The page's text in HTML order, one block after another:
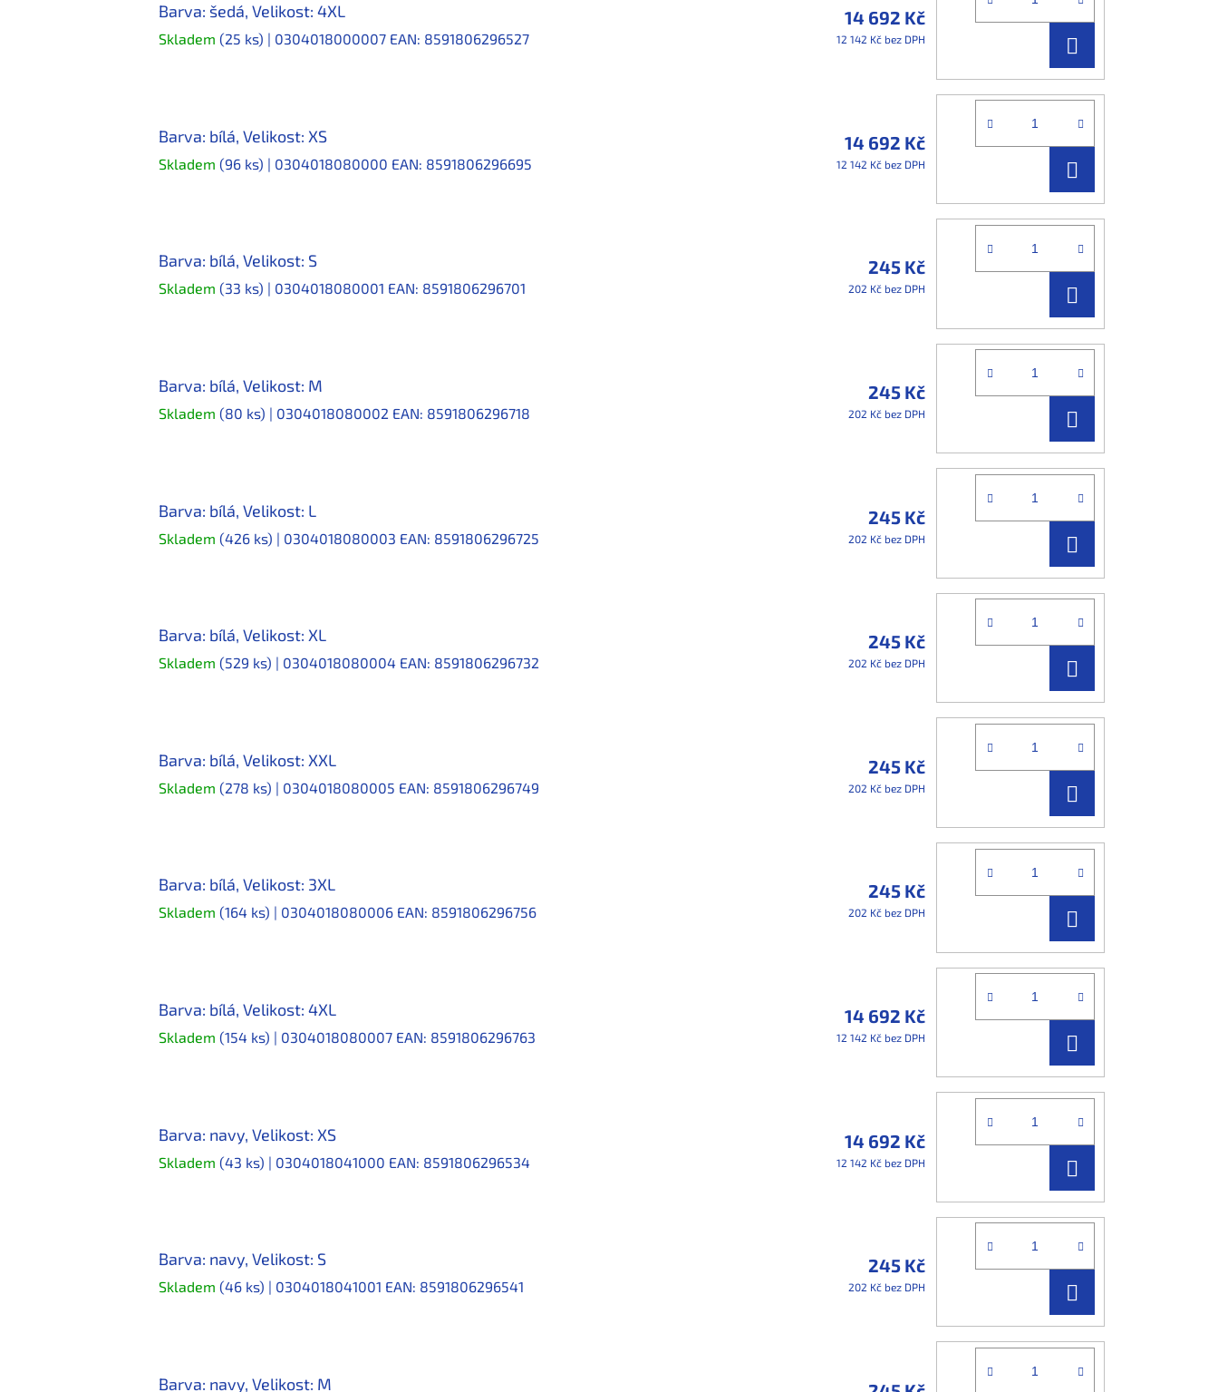
Barva: šedá, Velikost: 4XL
Skladem (25 ks) | 0304018000007 EAN: 8591806296527
14 692 Kč
12 142 Kč bez DPH
KOŠÍKU
Barva: bílá, Velikost: XS
Skladem (96 ks) | 0304018080000 EAN: 8591806296695
14 692 Kč
12 142 Kč bez DPH
KOŠÍKU
Barva: bílá, Velikost: S
Skladem (33 ks) | 0304018080001 EAN: 8591806296701
245 Kč
202 Kč bez DPH
KOŠÍKU
Barva: bílá, Velikost: M
Skladem (80 ks) | 0304018080002 EAN: 8591806296718
245 Kč
202 Kč bez DPH
KOŠÍKU
Barva: bílá, Velikost: L
Skladem (426 ks) | 0304018080003 EAN: 8591806296725
245 Kč
202 Kč bez DPH
KOŠÍKU
Barva: bílá, Velikost: XL
Skladem (529 ks) | 0304018080004 EAN: 8591806296732
245 Kč
202 Kč bez DPH
KOŠÍKU
Barva: bílá, Velikost: XXL
Skladem (278 ks) | 0304018080005 EAN: 8591806296749
245 Kč
202 Kč bez DPH
KOŠÍKU
Barva: bílá, Velikost: 3XL
Skladem (164 ks) | 0304018080006 EAN: 8591806296756
245 Kč
202 Kč bez DPH
KOŠÍKU
Barva: bílá, Velikost: 4XL
Skladem (154 ks) | 0304018080007 EAN: 8591806296763
14 692 Kč
12 142 Kč bez DPH
KOŠÍKU
Barva: navy, Velikost: XS
Skladem (43 ks) | 0304018041000 EAN: 8591806296534
14 692 Kč
12 142 Kč bez DPH
KOŠÍKU
Barva: navy, Velikost: S
Skladem (46 ks) | 0304018041001 EAN: 8591806296541
245 Kč
202 Kč bez DPH
KOŠÍKU
Barva: navy, Velikost: M